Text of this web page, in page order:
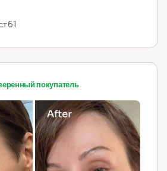
61
покупатель